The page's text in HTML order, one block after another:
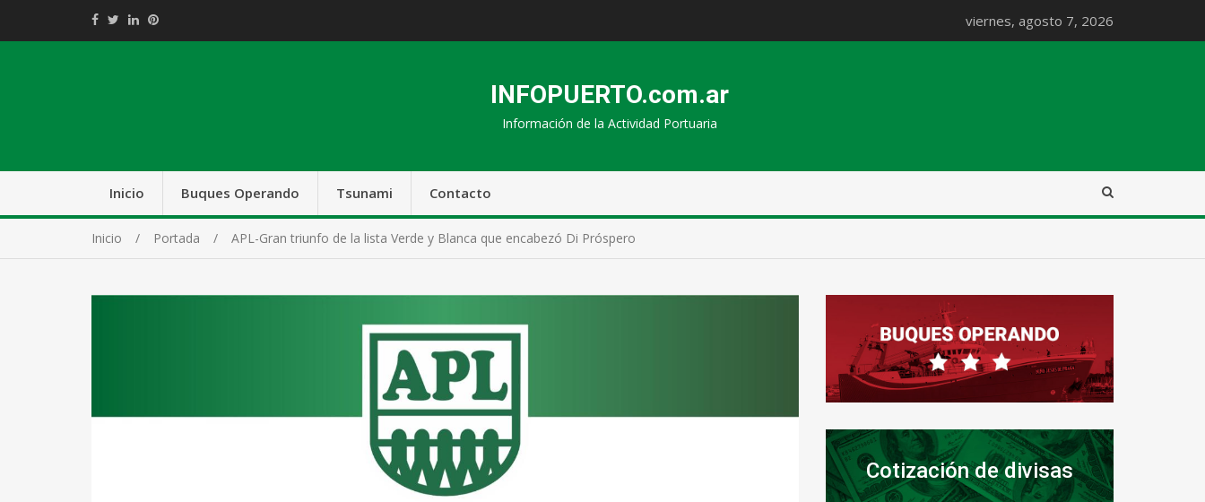
viernes, agosto 7, 2026
INFOPUERTO.com.ar
Información de la Actividad Portuaria
Inicio Buques Operando Tsunami Contacto
Inicio Portada APL-Gran triunfo de la lista Verde y Blanca que encabezó Di Próspero
Cotización de divisas